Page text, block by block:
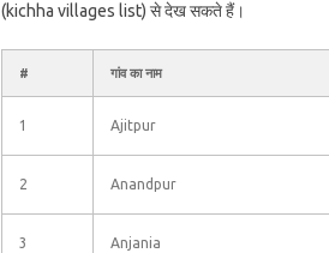
(kichha villages list) से देख सकते हैं।
# गांव का नाम
1 Ajitpur
2 Anandpur
3 Anjania